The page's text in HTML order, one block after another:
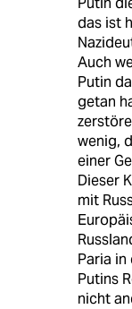
das ist
Auch
Putin
getan
wenig,
einer
Dieser
mit
Paria in
Putins
nicht